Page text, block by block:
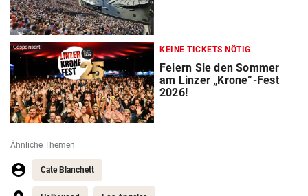
Gesponsert KEINE TICKETS NÖTIG
Feiern Sie den Sommer
am Linzer „Krone“-Fest
2026!
Ähnliche Themen
Cate Blanchett